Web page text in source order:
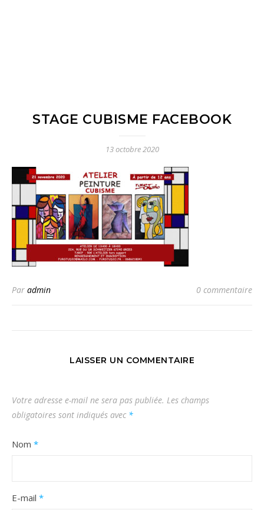
STAGE CUBISME FACEBOOK
13 octobre 2020
Par admin 0 commentaire
LAISSER UN COMMENTAIRE
Votre adresse e-mail ne sera pas publiée. Les champs
obligatoires sont indiqués avec *
Nom *
E-mail *